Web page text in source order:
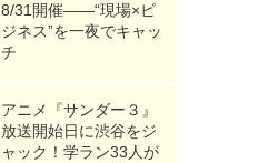
8/31開催――“現場×ビ
ジネス”を一夜でキャッ
チ
アニメ『サンダー３』
放送開始日に渋谷をジ
ャック！学ラン33人が